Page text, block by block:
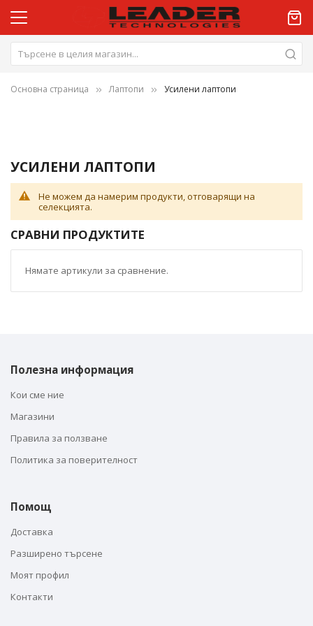
Основна страница Лаптопи Усилени лаптопи
УСИЛЕНИ ЛАПТОПИ
Не можем да намерим продукти, отговарящи на
селекцията.
СРАВНИ ПРОДУКТИТЕ
Нямате артикули за сравнение.
Полезна информация
Кои сме ние
Магазини
Правила за ползване
Политика за поверителност
Помощ
Доставка
Разширено търсене
Моят профил
Контакти